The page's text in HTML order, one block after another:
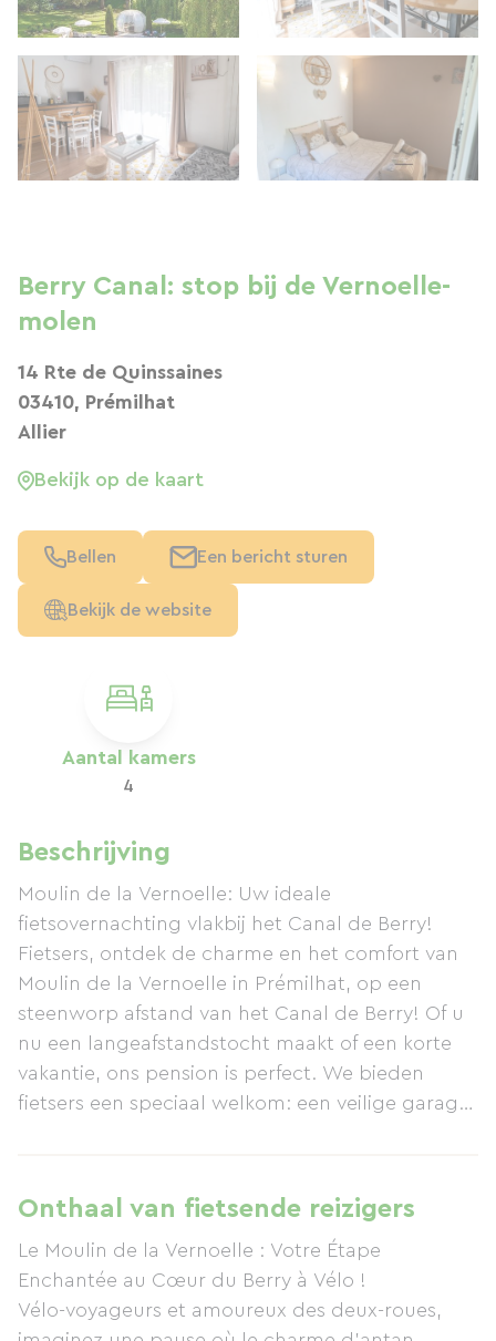
Aantal kamers
4
Beschrijving
Moulin de la Vernoelle: Uw ideale
fietsovernachting vlakbij het Canal de Berry!
Fietsers, ontdek de charme en het comfort van
Moulin de la Vernoelle in Prémilhat, op een
steenworp afstand van het Canal de Berry! Of u
nu een langeafstandstocht maakt of een korte
vakantie, ons pension is perfect. We bieden
fietsers een speciaal welkom: een veilige garage
comfortabel beddengoed voor een goede
nachtrust. Begin de dag goed met ons
uitgebreide ontbijt. En u hoeft de deur niet meer
uit: u kunt ook 's avonds dineren! Ontspan na
uw fietstocht: een verwarmd zwembad, jacuzzi,
Onthaal van fietsende reizigers
Le Moulin de la Vernoelle : Votre Étape
Enchantée au Cœur du Berry à Vélo !
Vélo-voyageurs et amoureux des deux-roues,
Berry Canal: stop bij de Vernoelle-
molen
14 Rte de Quinssaines
03410, Prémilhat
Allier
Bekijk op de kaart
Bellen Een bericht sturen
Bekijk de website